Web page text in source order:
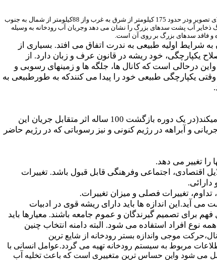
عکس 88: تصویر ماهواره ای نقشه برداری زمین شناسی در منطقه شمال مرکزی ایالات متحده در مرکز رودخانه میسوری است.شمال دربالای تصویر ودر حدود 175 کیلومتر از شرق به غرب واز 88کیلومتر از شمال به جنوب
ذخایر آب پشت سدهای بزرگ را نشان می دهد وجریان آب رودخانه به وسیله
و فاقد سدهای بزرگ بر روی آن است.
شرایط اولیه طبیعی به ندرت اتفاق می افتد. بسیاری از
یکپارچگی، خود ریشه در قانون عرف و زبان دارد. از
درحالی است که کانال ها، جلگه ها و زمینهای رسوبی و
یکپارچگی طبیعی خود را پیدا می کنندکه به طورطبیعی به
آبراهه ها، زمینهای اطراف آبراهه و رسوبات: ناحیه پیرامون آبراهه نقش فعالی در رژیم کنونی رودخانه ایفا میکند(در یک دوره بازگشت 100 ساله اثر متقابل جریان این
و آبراهه در رژیم کنونی و نیز رسوباتی که در رژیم حاضر
را تغییر می دهد.
اقتصادی، اجتماعی وفرهنگی قابل قبول باشد. تغییرات
تغییرات فصلی و میزان تغییرات.
آید.این اندازه ها باید دارای ریشه قوی در ادبیات
برای تصمیم گیرندگان و عموم جامعه باشند. معیارها باید
نوع افراد استفاده می شود. البته دامنه انتخاب چنین
موجی واندازه بستر رودخانه از شایع ترین
مربوط به سیستم رودخانه تهیه می گردد.عوامل انسانی با
می شود واین حساس ترین متغییری است که باعث تخلیه آب